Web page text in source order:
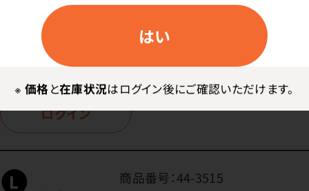
はい
※ 価格と在庫状況はログイン後にご確認いただけます。
価格はログイン後表示
ログイン
商品番号：44-3515